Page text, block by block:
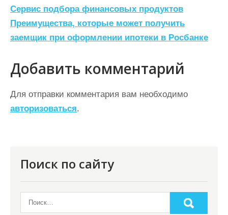
Н
а
в
и
г
а
ц
Сервис подбора финансовых продуктов
Преимущества, которые может получить
заемщик при оформлении ипотеки в Росбанке
Добавить комментарий
Для отправки комментария вам необходимо
авторизоваться.
Поиск по сайту